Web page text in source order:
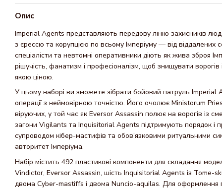
Опис
Imperial Agents представляють передову лінію захисників
з єрессю та корупцією по всьому Імперіуму — від віддалених
спеціалісти та невтомні оперативники діють як жива зброя
рішучість, фанатизм і професіоналізм, щоб знищувати
якою ціною.
У цьому наборі ви зможете зібрати бойовий патруль Imperial
операції з неймовірною точністю. Його очолює Ministorum
віруючих, у той час як Eversor Assassin полює на ворогів із
загони Vigilants та Inquisitorial Agents підтримують порядок і
супроводом кібер-мастифів та обов’язковими ритуальними
авторитет Імперіума.
Набір містить 492 пластикові компоненти для складання
Vindictor, Eversor Assassin, шість Inquisitorial Agents із Tome-
двома Cyber-mastiffs і двома Nuncio-aquilas. Для оформлення